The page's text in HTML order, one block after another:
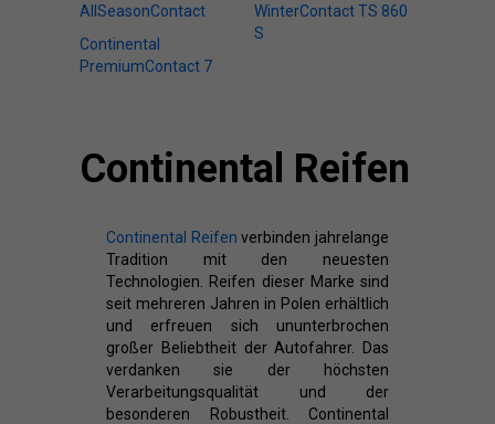
AllSeasonContact
Continental
PremiumContact 7
WinterContact TS 860
S
Continental Reifen
Continental Reifen verbinden jahrelange
Tradition mit den neuesten
Technologien. Reifen dieser Marke sind
seit mehreren Jahren in Polen erhältlich
und erfreuen sich ununterbrochen
großer Beliebtheit der Autofahrer. Das
verdanken sie der höchsten
Verarbeitungsqualität und der
besonderen Robustheit. Continental